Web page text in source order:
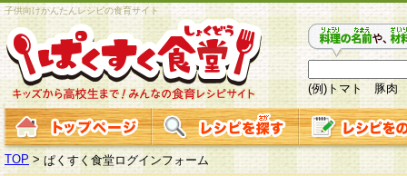
子供向けかんたんレシピの食育サイト
(例)トマト 豚肉
TOP > ぱくすく食堂ログインフォーム